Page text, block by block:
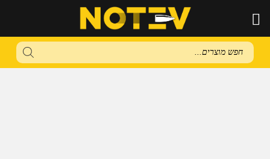
Products
search